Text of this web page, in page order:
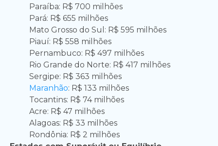
Paraíba: R$ 700 milhões
Pará: R$ 655 milhões
Mato Grosso do Sul: R$ 595 milhões
Piauí: R$ 558 milhões
Pernambuco: R$ 497 milhões
Rio Grande do Norte: R$ 417 milhões
Sergipe: R$ 363 milhões
Maranhão: R$ 133 milhões
Tocantins: R$ 74 milhões
Acre: R$ 47 milhões
Alagoas: R$ 33 milhões
Rondônia: R$ 2 milhões